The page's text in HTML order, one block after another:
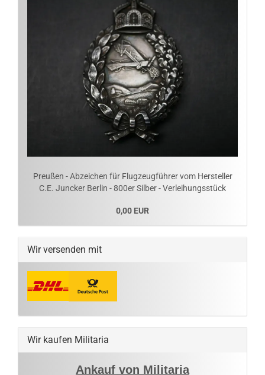
Preußen - Abzeichen für Flugzeugführer vom Hersteller
C.E. Juncker Berlin - 800er Silber - Verleihungsstück
0,00 EUR
Wir versenden mit
Wir kaufen Militaria
Ankauf von Militaria